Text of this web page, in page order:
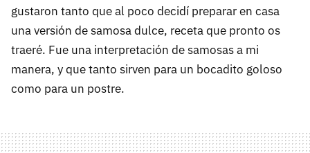
gustaron tanto que al poco decidí preparar en casa
una versión de samosa dulce, receta que pronto os
traeré. Fue una interpretación de samosas a mi
manera, y que tanto sirven para un bocadito goloso
como para un postre.